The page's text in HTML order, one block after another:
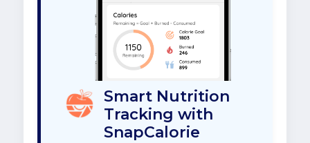
Smart Nutrition
Tracking with
SnapCalorie